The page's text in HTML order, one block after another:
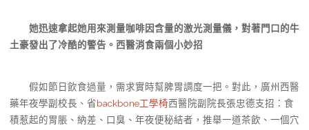
她迅速拿起她用來測量咖啡因含量的激光測量儀，對著門口的牛
土豪發出了冷酷的警告。西醫消食兩個小妙招
假如節日飲食過量，需求實時幫脾胃調度一把。對此，廣州西醫
藥年夜學副校長、省backbone工學椅西醫院副院長張忠德支招：食
積惹起的胃脹、納差、口臭、年夜便秘結者，推舉一道茶飲、一個穴